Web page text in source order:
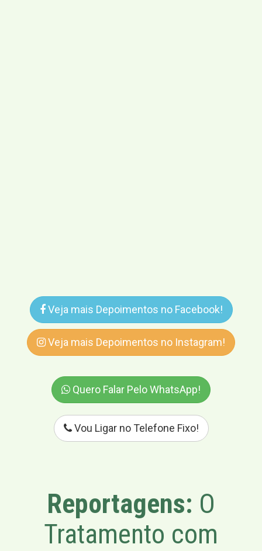
Veja mais Depoimentos no Facebook!
Veja mais Depoimentos no Instagram!
Quero Falar Pelo WhatsApp!
Vou Ligar no Telefone Fixo!
Reportagens: O
Tratamento com